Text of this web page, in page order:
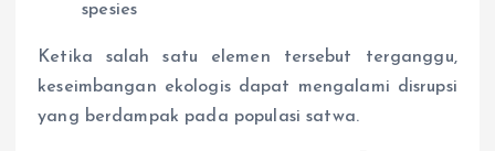
spesies
Ketika salah satu elemen tersebut terganggu,
keseimbangan ekologis dapat mengalami disrupsi
yang berdampak pada populasi satwa.